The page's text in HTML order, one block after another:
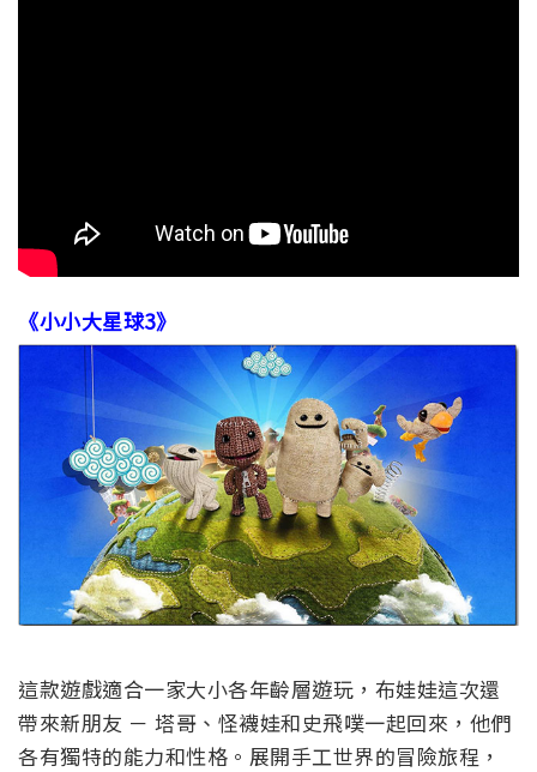
《小小大星球3》
這款遊戲適合一家大小各年齡層遊玩，布娃娃這次還
帶來新朋友 － 塔哥、怪襪娃和史飛噗一起回來，他們
各有獨特的能力和性格。展開手工世界的冒險旅程，